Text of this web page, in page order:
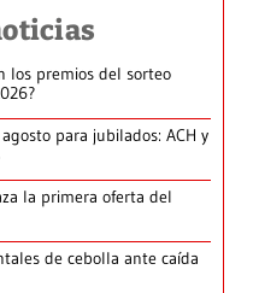
los premios del sorteo
para jubilados: ACH y
la primera oferta del
de cebolla ante caída